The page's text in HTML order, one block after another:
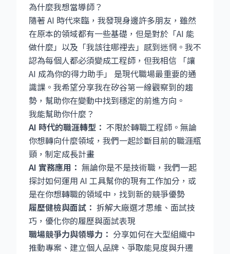
為什麼我想當導師？
隨著 AI 時代來臨，我發現身邊許多朋友，雖然
在原本的領域都有一些基礎，但是對於「AI 能
做什麼」以及「我該往哪裡去」感到迷惘。我不
認為每個人都必須變成工程師，但我相信 「讓
AI 成為你的得力助手」 是現代職場最重要的通
識課。我希望分享我在矽谷第一線觀察到的趨
勢，幫助你在變動中找到穩定的前進方向。
我能幫助你什麼？
AI 時代的職涯轉型： 不限於轉職工程師。無論
你想轉向什麼領域，我們一起診斷目前的職涯瓶
頸，制定成長計畫
AI 實務應用： 無論你是不是技術職，我們一起
探討如何運用 AI 工具幫你的現有工作加分，或
是在你想轉職的領域中，找到新的競爭優勢
履歷健檢與面試： 拆解大廠選才思維、面試技
巧，優化你的履歷與面試表現
職場競爭力與領導力： 分享如何在大型組織中
推動專案、建立個人品牌、爭取能見度與升遷